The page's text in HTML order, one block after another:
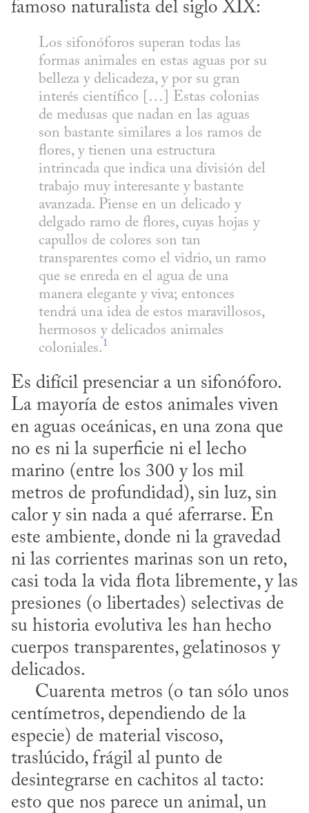
famoso naturalista del siglo XIX:
Los sifonóforos superan todas las
formas animales en estas aguas por su
belleza y delicadeza, y por su gran
interés científico […] Estas colonias
de medusas que nadan en las aguas
son bastante similares a los ramos de
flores, y tienen una estructura
intrincada que indica una división del
trabajo muy interesante y bastante
avanzada. Piense en un delicado y
delgado ramo de flores, cuyas hojas y
capullos de colores son tan
transparentes como el vidrio, un ramo
que se enreda en el agua de una
manera elegante y viva; entonces
tendrá una idea de estos maravillosos,
hermosos y delicados animales
coloniales. 1
Es difícil presenciar a un sifonóforo.
La mayoría de estos animales viven
en aguas oceánicas, en una zona que
no es ni la superficie ni el lecho
marino (entre los 300 y los mil
metros de profundidad), sin luz, sin
calor y sin nada a qué aferrarse. En
este ambiente, donde ni la gravedad
ni las corrientes marinas son un reto,
casi toda la vida flota libremente, y las
presiones (o libertades) selectivas de
su historia evolutiva les han hecho
cuerpos transparentes, gelatinosos y
delicados.
centímetros, dependiendo de la
especie) de material viscoso,
traslúcido, frágil al punto de
desintegrarse en cachitos al tacto:
esto que nos parece un animal, un